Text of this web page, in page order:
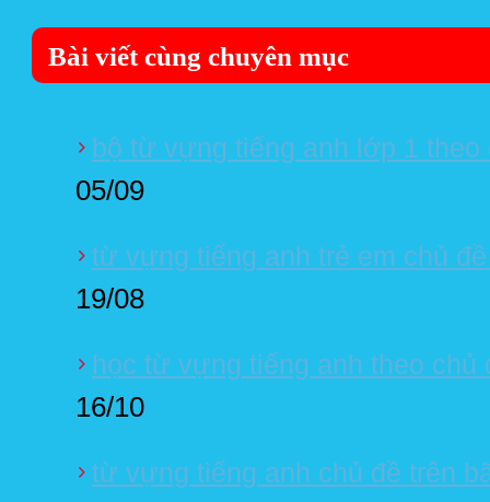
Bài viết cùng chuyên mục
bộ từ vựng tiếng anh lớp 1 theo
05/09
từ vựng tiếng anh trẻ em chủ
19/08
học từ vựng tiếng anh theo chủ
16/10
từ vựng tiếng anh chủ đề trên